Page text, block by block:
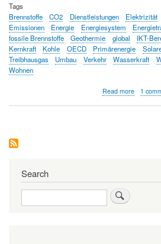
Tags
Brennstoffe
CO2 Dienstleistungen Elektrizität
Emissionen
Energie Energiesystem
fossile Brennstoffe
Geothermie global IKT-
Kernkraft
Kohle OECD Primärenergie
Treibhausgas
Umbau Verkehr Wasserkraft
Wohnen
Read moreabout
1
Search
Search